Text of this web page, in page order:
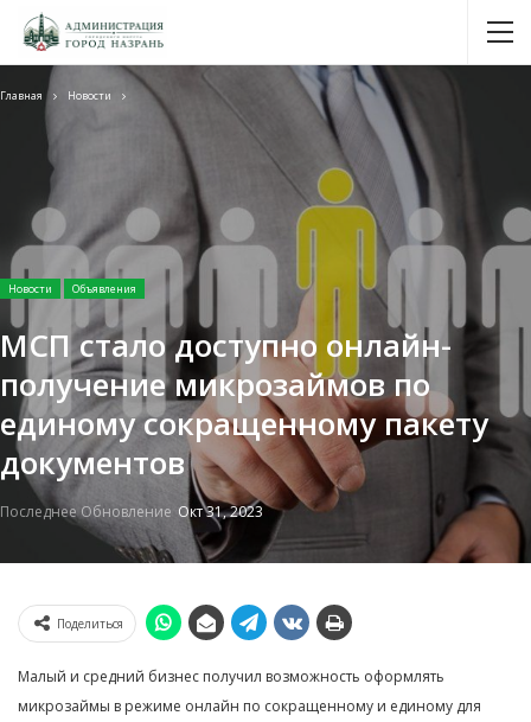
Главная Новости
Новости Объявления
МСП стало доступно онлайн-
получение микрозаймов по
единому сокращенному пакету
документов
Последнее Обновление Окт 31, 2023
Поделиться
Малый и средний бизнес получил возможность оформлять
микрозаймы в режиме онлайн по сокращенному и единому для